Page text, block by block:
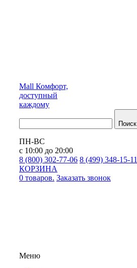
Mall Комфорт,
доступный
каждому
Поиск
ПН-ВС
с 10:00 до 20:00
8 (800) 302-77-06 8 (499) 348-15-11
КОРЗИНА
0 товаров. Заказать звонок
Меню